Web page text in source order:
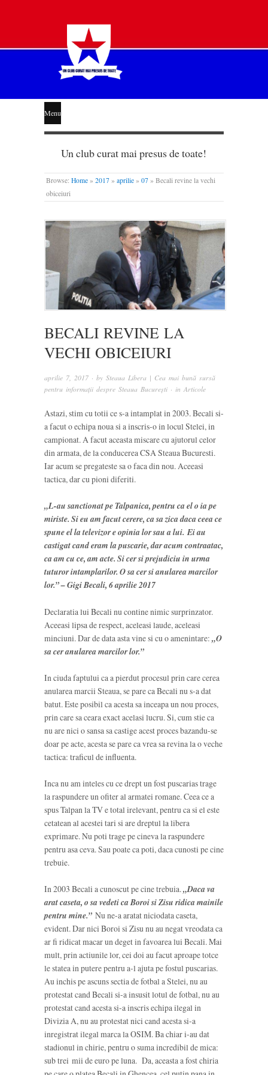
STEAUA
LIBERĂ
Menu
Un club curat mai presus de toate!
Browse: Home » 2017 » aprilie » 07 » Becali revine la vechi
obiceiuri
BECALI REVINE LA
VECHI OBICEIURI
aprilie 7, 2017 · by Steaua Libera | Cea mai bună sursă
pentru informații despre Steaua București · in Articole
Astazi, stim cu totii ce s-a intamplat in 2003. Becali si-
a facut o echipa noua si a inscris-o in locul Stelei, in
campionat. A facut aceasta miscare cu ajutorul celor
din armata, de la conducerea CSA Steaua Bucuresti.
Iar acum se pregateste sa o faca din nou. Aceeasi
tactica, dar cu pioni diferiti.
„L-au sanctionat pe Talpanica, pentru ca el o ia pe
miriste. Si eu am facut cerere, ca sa zica daca ceea ce
spune el la televizor e opinia lor sau a lui.Ei au
castigat cand eram la puscarie, dar acum contraatac,
ca am cu ce, am acte. Si cer si prejudiciu in urma
tuturor intamplarilor. O sa cer si anularea marcilor
lor.” – Gigi Becali, 6 aprilie 2017
Declaratia lui Becali nu contine nimic surprinzator.
Aceeasi lipsa de respect, aceleasi laude, aceleasi
minciuni. Dar de data asta vine si cu o amenintare: „O
sa cer anularea marcilor lor.”
In ciuda faptului ca a pierdut procesul prin care cerea
anularea marcii Steaua, se pare ca Becali nu s-a dat
batut. Este posibil ca acesta sa inceapa un nou proces,
prin care sa ceara exact acelasi lucru. Si, cum stie ca
nu are nici o sansa sa castige acest proces bazandu-se
doar pe acte, acesta se pare ca vrea sa revina la o veche
tactica: traficul de influenta.
Inca nu am inteles cu ce drept un fost puscarias trage
la raspundere un ofiter al armatei romane. Ceea ce a
spus Talpan la TV e total irelevant, pentru ca si el este
cetatean al acestei tari si are dreptul la libera
exprimare. Nu poti trage pe cineva la raspundere
pentru asa ceva. Sau poate ca poti, daca cunosti pe cine
trebuie.
In 2003 Becali a cunoscut pe cine trebuia.„Daca va
arat caseta, o sa vedeti ca Boroi si Zisu ridica mainile
pentru mine.” Nu ne-a aratat niciodata caseta,
evident. Dar nici Boroi si Zisu nu au negat vreodata ca
ar fi ridicat macar un deget in favoarea lui Becali. Mai
mult, prin actiunile lor, cei doi au facut aproape totce
le statea in putere pentru a-l ajuta pe fostul puscarias.
Au inchis pe ascuns sectia de fotbal a Stelei, nu au
protestat cand Becali si-a insusit lotul de fotbal, nu au
protestat cand acesta si-a inscris echipa ilegal in
Divizia A, nu au protestat nici cand acesta si-a
inregistrat ilegal marca la OSIM. Ba chiar i-au dat
stadionul in chirie, pentru o suma incredibil de mica:
sub trei mii de euro pe luna. Da, aceasta a fost chiria